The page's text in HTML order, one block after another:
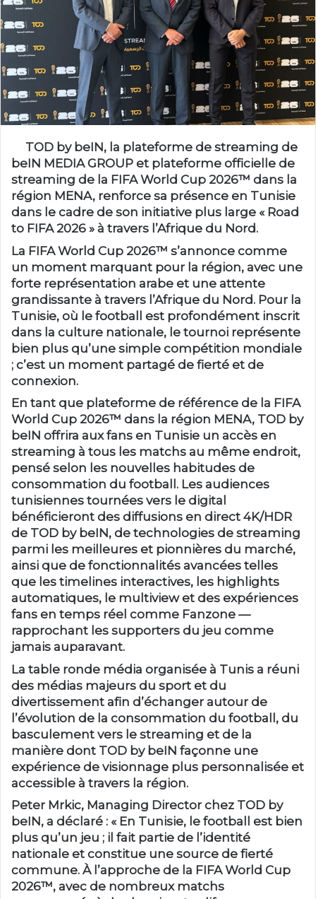
TOD by beIN, la plateforme de streaming de
beIN MEDIA GROUP et plateforme officielle de
streaming de la FIFA World Cup 2026™ dans la
région MENA, renforce sa présence en Tunisie
dans le cadre de son initiative plus large « Road
to FIFA 2026 » à travers l’Afrique du Nord.
La FIFA World Cup 2026™ s’annonce comme
un moment marquant pour la région, avec une
forte représentation arabe et une attente
grandissante à travers l’Afrique du Nord. Pour la
Tunisie, où le football est profondément inscrit
dans la culture nationale, le tournoi représente
bien plus qu’une simple compétition mondiale
; c’est un moment partagé de fierté et de
connexion.
En tant que plateforme de référence de la FIFA
World Cup 2026™ dans la région MENA, TOD by
beIN offrira aux fans en Tunisie un accès en
streaming à tous les matchs au même endroit,
pensé selon les nouvelles habitudes de
consommation du football. Les audiences
tunisiennes tournées vers le digital
bénéficieront des diffusions en direct 4K/HDR
de TOD by beIN, de technologies de streaming
parmi les meilleures et pionnières du marché,
ainsi que de fonctionnalités avancées telles
que les timelines interactives, les highlights
automatiques, le multiview et des expériences
fans en temps réel comme Fanzone —
rapprochant les supporters du jeu comme
jamais auparavant.
La table ronde média organisée à Tunis a réuni
des médias majeurs du sport et du
divertissement afin d’échanger autour de
l’évolution de la consommation du football, du
basculement vers le streaming et de la
manière dont TOD by beIN façonne une
expérience de visionnage plus personnalisée et
accessible à travers la région.
Peter Mrkic, Managing Director chez TOD by
beIN, a déclaré : « En Tunisie, le football est bien
plus qu’un jeu ; il fait partie de l’identité
nationale et constitue une source de fierté
commune. À l’approche de la FIFA World Cup
2026™, avec de nombreux matchs